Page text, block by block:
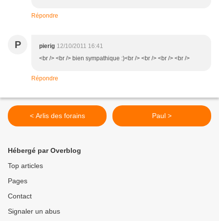
Répondre
P pierig 12/10/2011 16:41
<br /> <br /> bien sympathique :)<br /> <br /> <br /> <br />
Répondre
< Arlis des forains Paul >
Hébergé par Overblog
Top articles
Pages
Contact
Signaler un abus